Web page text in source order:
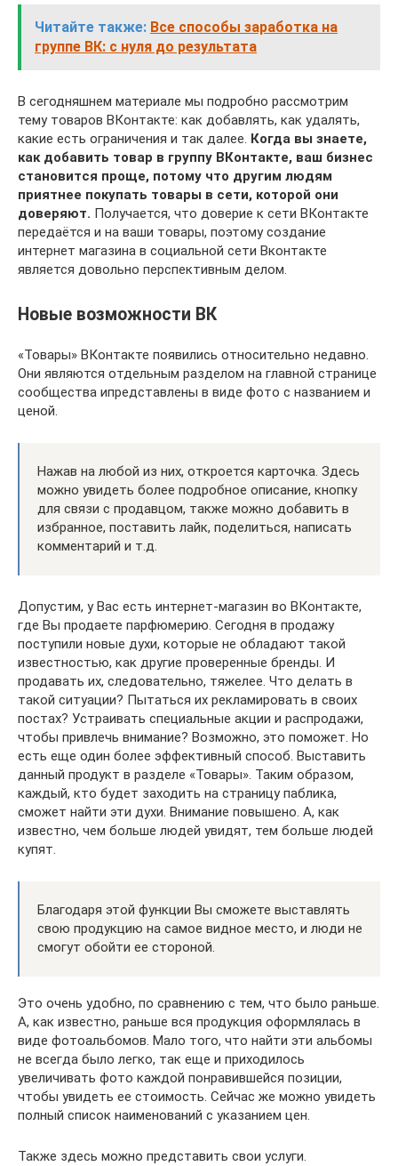
Читайте также: Все способы заработка на
группе ВК: с нуля до результата
В сегодняшнем материале мы подробно рассмотрим
тему товаров ВКонтакте: как добавлять, как удалять,
какие есть ограничения и так далее. Когда вы знаете,
как добавить товар в группу ВКонтакте, ваш бизнес
становится проще, потому что другим людям
приятнее покупать товары в сети, которой они
доверяют. Получается, что доверие к сети ВКонтакте
передаётся и на ваши товары, поэтому создание
интернет магазина в социальной сети Вконтакте
является довольно перспективным делом.
Новые возможности ВК
«Товары» ВКонтакте появились относительно недавно.
Они являются отдельным разделом на главной странице
сообщества ипредставлены в виде фото с названием и
ценой.
Нажав на любой из них, откроется карточка. Здесь
можно увидеть более подробное описание, кнопку
для связи с продавцом, также можно добавить в
избранное, поставить лайк, поделиться, написать
комментарий и т.д.
Допустим, у Вас есть интернет-магазин во ВКонтакте,
где Вы продаете парфюмерию. Сегодня в продажу
поступили новые духи, которые не обладают такой
известностью, как другие проверенные бренды. И
продавать их, следовательно, тяжелее. Что делать в
такой ситуации? Пытаться их рекламировать в своих
постах? Устраивать специальные акции и распродажи,
чтобы привлечь внимание? Возможно, это поможет. Но
есть еще один более эффективный способ. Выставить
данный продукт в разделе «Товары». Таким образом,
каждый, кто будет заходить на страницу паблика,
сможет найти эти духи. Внимание повышено. А, как
известно, чем больше людей увидят, тем больше людей
купят.
Благодаря этой функции Вы сможете выставлять
свою продукцию на самое видное место, и люди не
смогут обойти ее стороной.
Это очень удобно, по сравнению с тем, что было раньше.
А, как известно, раньше вся продукция оформлялась в
виде фотоальбомов. Мало того, что найти эти альбомы
не всегда было легко, так еще и приходилось
увеличивать фото каждой понравившейся позиции,
чтобы увидеть ее стоимость. Сейчас же можно увидеть
полный список наименований с указанием цен.
Также здесь можно представить свои услуги.